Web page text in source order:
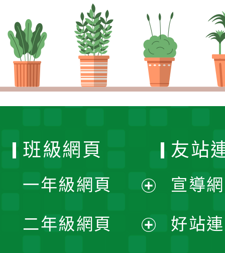
班級網頁
一年級網頁
開
二年級網頁
友站
宣導
好站